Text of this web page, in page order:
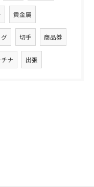
貴金属
切手 商品券
ナ 出張